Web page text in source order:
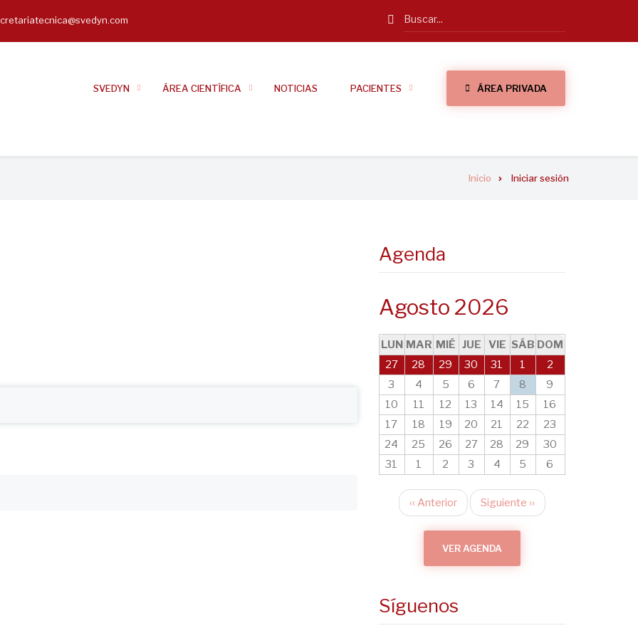
Search
SVEDYN ÁREA CIENTÍFICA NOTICIAS PACIENTES ÁREA PRIVADA
Inicio Iniciar sesión
Agenda
Agosto 2026
LUN MAR MIÉ JUE VIE SÁB DOM
27
28 29 30 31 1
2
3
4 5 6 7 8
9
10
11 12 13 14 15
16
17
18 19 20 21 22
23
24
25 26 27 28 29
30
31
1 2 3 4 5 6
Paginación
‹‹ Anterior Siguiente ››
VER AGENDA
Síguenos